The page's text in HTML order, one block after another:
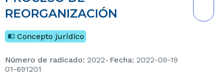
REORGANIZACIÓN
Concepto jurídico
Número de radicado: 2022-
01-691201
Fecha: 2022-09-19